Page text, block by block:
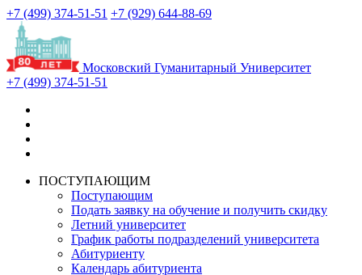
+7 (499) 374-51-51 +7 (929) 644-88-69
Московский Гуманитарный Университет
+7 (499) 374-51-51
ПОСТУПАЮЩИМ
Поступающим
Подать заявку на обучение и получить скидку
Летний университет
График работы подразделений университета
Абитуриенту
Календарь абитуриента